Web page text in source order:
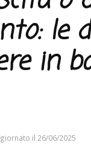
le
in
il 26/06/2025